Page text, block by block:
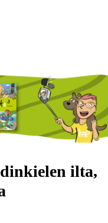
ilta,